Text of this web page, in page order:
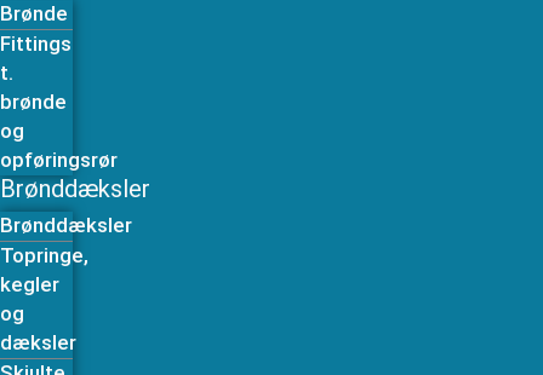
Brønde
Fittings
t.
brønde
og
opføringsrør
Brønddæksler
Brønddæksler
Topringe,
kegler
og
dæksler